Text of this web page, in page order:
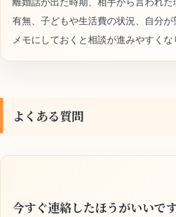
有無、子どもや生活費の状況、自分が
メモにしておくと相談が進みやすくな
よくある質問
今すぐ連絡したほうがいいで